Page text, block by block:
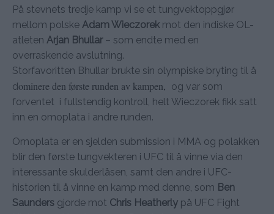
På stevnets tredje kamp vi se et tungvektoppgjør
mellom polske Adam Wieczorek mot den indiske OL-
atleten Arjan Bhullar– som endte med en
overraskende avslutning.
Storfavoritten Bhullar brukte sin olympiske bryting til å
dominere den første runden av kampen,
og var som
forventet i fullstendig kontroll, helt Wieczorek fikk satt
inn en omoplata i andre runden.
Omoplata er en sjelden submission i MMA og polakken
blir den første tungvekteren i UFC til å vinne via den
interessante skulderlåsen, samt den andre i UFC-
historien til å vinne en kamp med denne, som Ben
Saunders gjorde mot Chris Heatherly på UFC Fight